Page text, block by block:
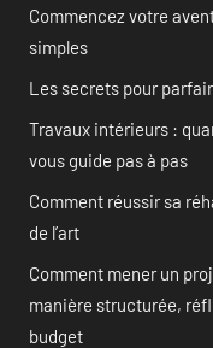
Commencez votre
simples
Les secrets pour
Travaux intérieurs :
vous guide pas à pas
Comment réussir sa
de l’art
Comment mener un
manière structurée,
budget